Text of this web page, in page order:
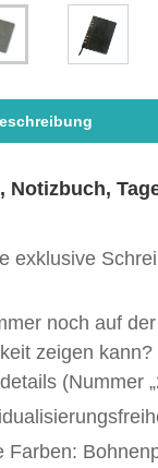
Notizbuch,
exklusive
noch auf
zeigen
(Nummer
Farben: